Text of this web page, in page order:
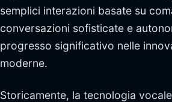
semplici interazioni basate su
conversazioni sofisticate e
progresso significativo nelle
moderne.
Storicamente, la tecnologia